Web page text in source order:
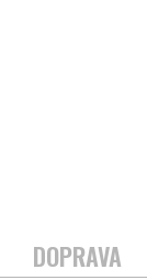
DOPRAVA